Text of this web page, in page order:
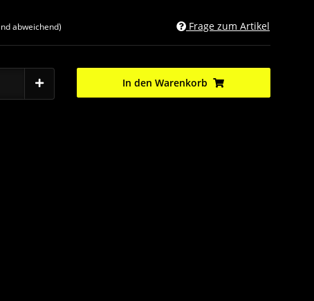
abweichend) Frage zum Artikel
In den Warenkorb